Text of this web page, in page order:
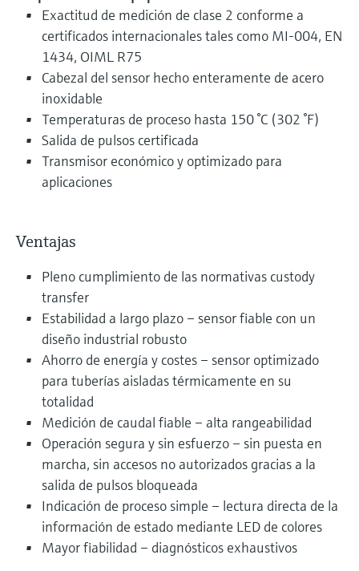
Exactitud de medición de clase 2 conforme a
certificados internacionales tales como MI-004, EN
1434, OIML R75
Cabezal del sensor hecho enteramente de acero
inoxidable
Temperaturas de proceso hasta 150 °C (302 °F)
Salida de pulsos certificada
Transmisor económico y optimizado para
aplicaciones
Ventajas
Pleno cumplimiento de las normativas custody
transfer
Estabilidad a largo plazo – sensor fiable con un
diseño industrial robusto
Ahorro de energía y costes – sensor optimizado
para tuberías aisladas térmicamente en su
totalidad
Medición de caudal fiable – alta rangeabilidad
Operación segura y sin esfuerzo – sin puesta en
marcha, sin accesos no autorizados gracias a la
salida de pulsos bloqueada
Indicación de proceso simple – lectura directa de la
información de estado mediante LED de colores
Mayor fiabilidad – diagnósticos exhaustivos